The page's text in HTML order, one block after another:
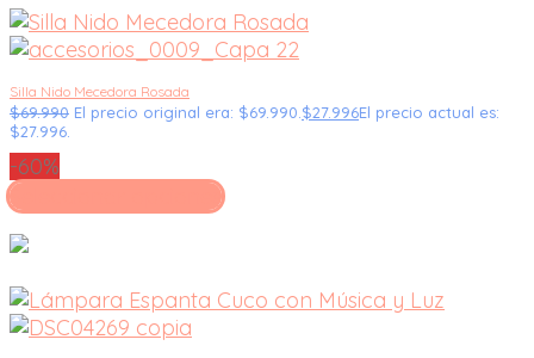
Silla Nido Mecedora Rosada
$69.990 El precio original era: $69.990. $27.996El precio actual es:
$27.996.
-60%
Seleccionar opciones